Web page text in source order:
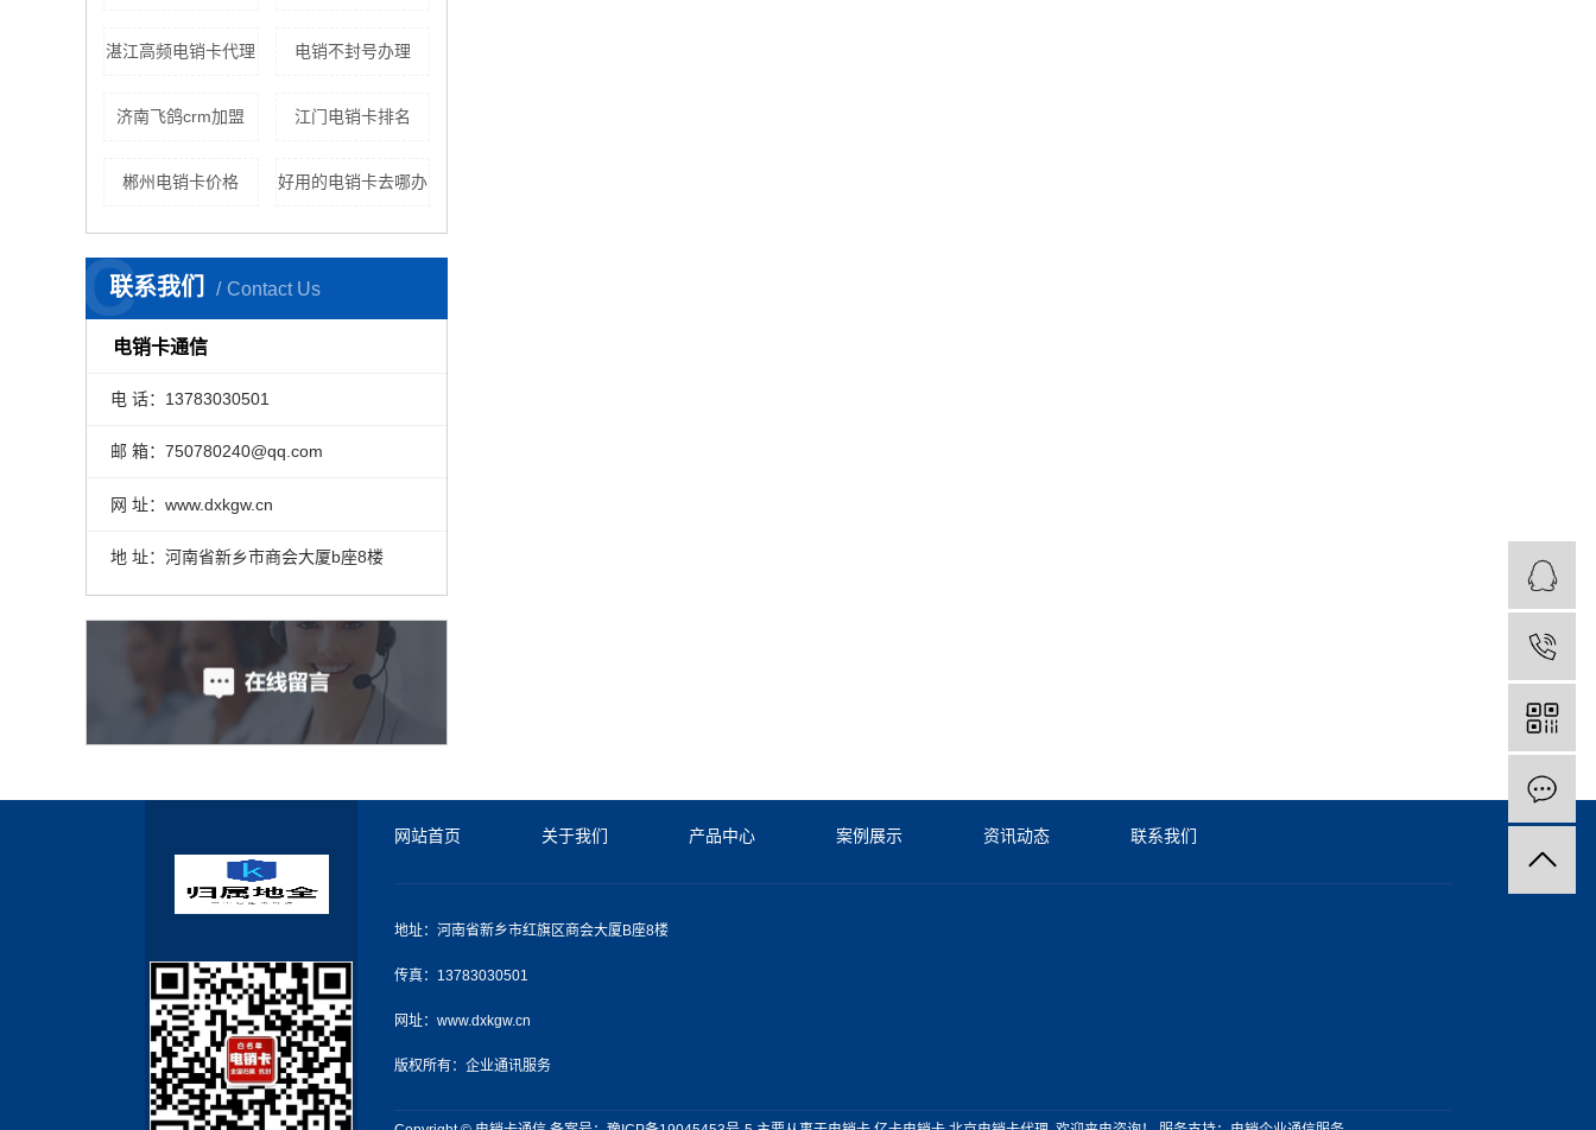
湛江高频电销卡代理 电销不封号办理
济南飞鸽crm加盟 江门电销卡排名
郴州电销卡价格 好用的电销卡去哪办
联系我们 Contact Us
C
电销卡通信
电 话：13783030501
邮 箱：750780240@qq.com
网 址：www.dxkgw.cn
地 址：河南省新乡市商会大厦b座8楼
网站首页 关于我们 产品中心 案例展示 资讯动态 联系我们
地址：河南省新乡市红旗区商会大厦B座8楼
传真：13783030501
网址：www.dxkgw.cn
版权所有：企业通讯服务